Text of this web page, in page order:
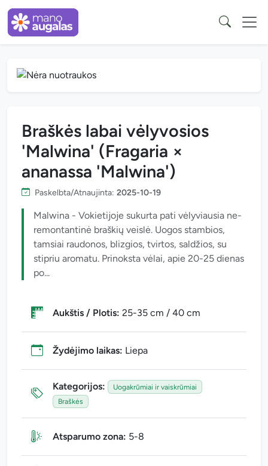
Braškės labai vėlyvosios
'Malwina' (Fragaria ×
ananassa 'Malwina')
Paskelbta/Atnaujinta: 2025-10-19
Malwina - Vokietijoje sukurta pati vėlyviausia ne-
remontantinė braškių veislė. Uogos stambios,
tamsiai raudonos, blizgios, tvirtos, saldžios, su
stipriu aromatu. Prinoksta vėlai, apie 20-25 dienas
po...
Aukštis / Plotis: 25-35 cm / 40 cm
Žydėjimo laikas: Liepa
Kategorijos:
Uogakrūmiai ir vaiskrūmiai
Braškės
Atsparumo zona: 5-8